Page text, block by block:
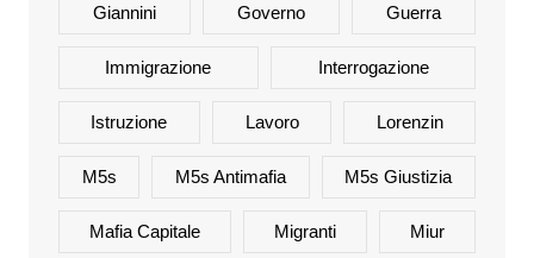
Giannini Governo Guerra
Immigrazione Interrogazione
Istruzione Lavoro Lorenzin
M5s M5s Antimafia M5s Giustizia
Mafia Capitale Migranti Miur